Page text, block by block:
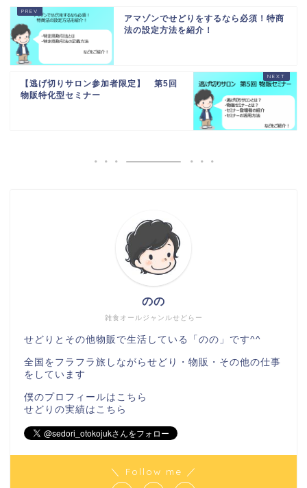
アマゾンでせどりをするなら必須！特商
法の設定方法を紹介！
【逃げ切りサロン参加者限定】 第5回
物販特化型セミナー
雑食オールジャンルせどらー
のの
せどりとその他物販で生活している「のの」です^^
全国をフラフラ旅しながらせどり・物販・その他の仕事
をしています
僕のプロフィールは こちら
せどりの実績は こちら
＼ Follow me ／